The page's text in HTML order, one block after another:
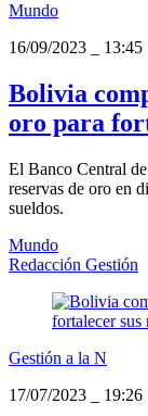
Mundo
16/09/2023
13:45
Bolivia
oro para
El Banco Central
reservas de oro en
sueldos.
Mundo
Redacción Gestión
Gestión a la N
17/07/2023
19:26